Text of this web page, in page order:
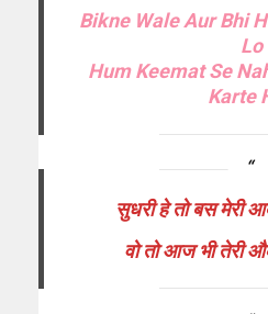
Bikne Wale Aur Bhi
Lo
Hum Keemat Se
Karte
सुधरी हे तो बस मेरी
वो तो आज भी तेरी